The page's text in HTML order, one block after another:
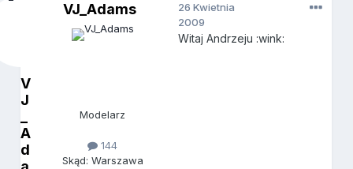
V
J
A
d
VJ_Adams
Modelarz
144
Skąd: Warszawa
26 Kwietnia
2009
Witaj Andrzeju :wink: